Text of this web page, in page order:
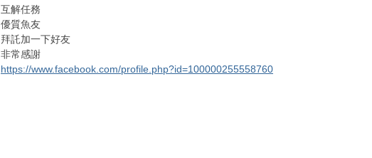
互解任務
優質魚友
拜託加一下好友
非常感謝
https://www.facebook.com/profile.php?id=100000255558760